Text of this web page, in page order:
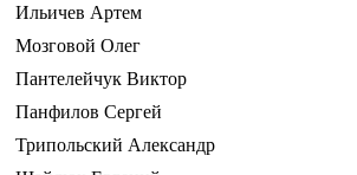
Ильичев Артем
Мозговой Олег
Пантелейчук Виктор
Панфилов Сергей
Трипольский Александр